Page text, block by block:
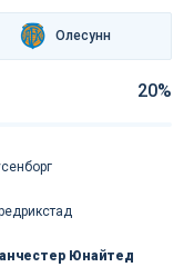
Олесунн
20%
Юнайтед